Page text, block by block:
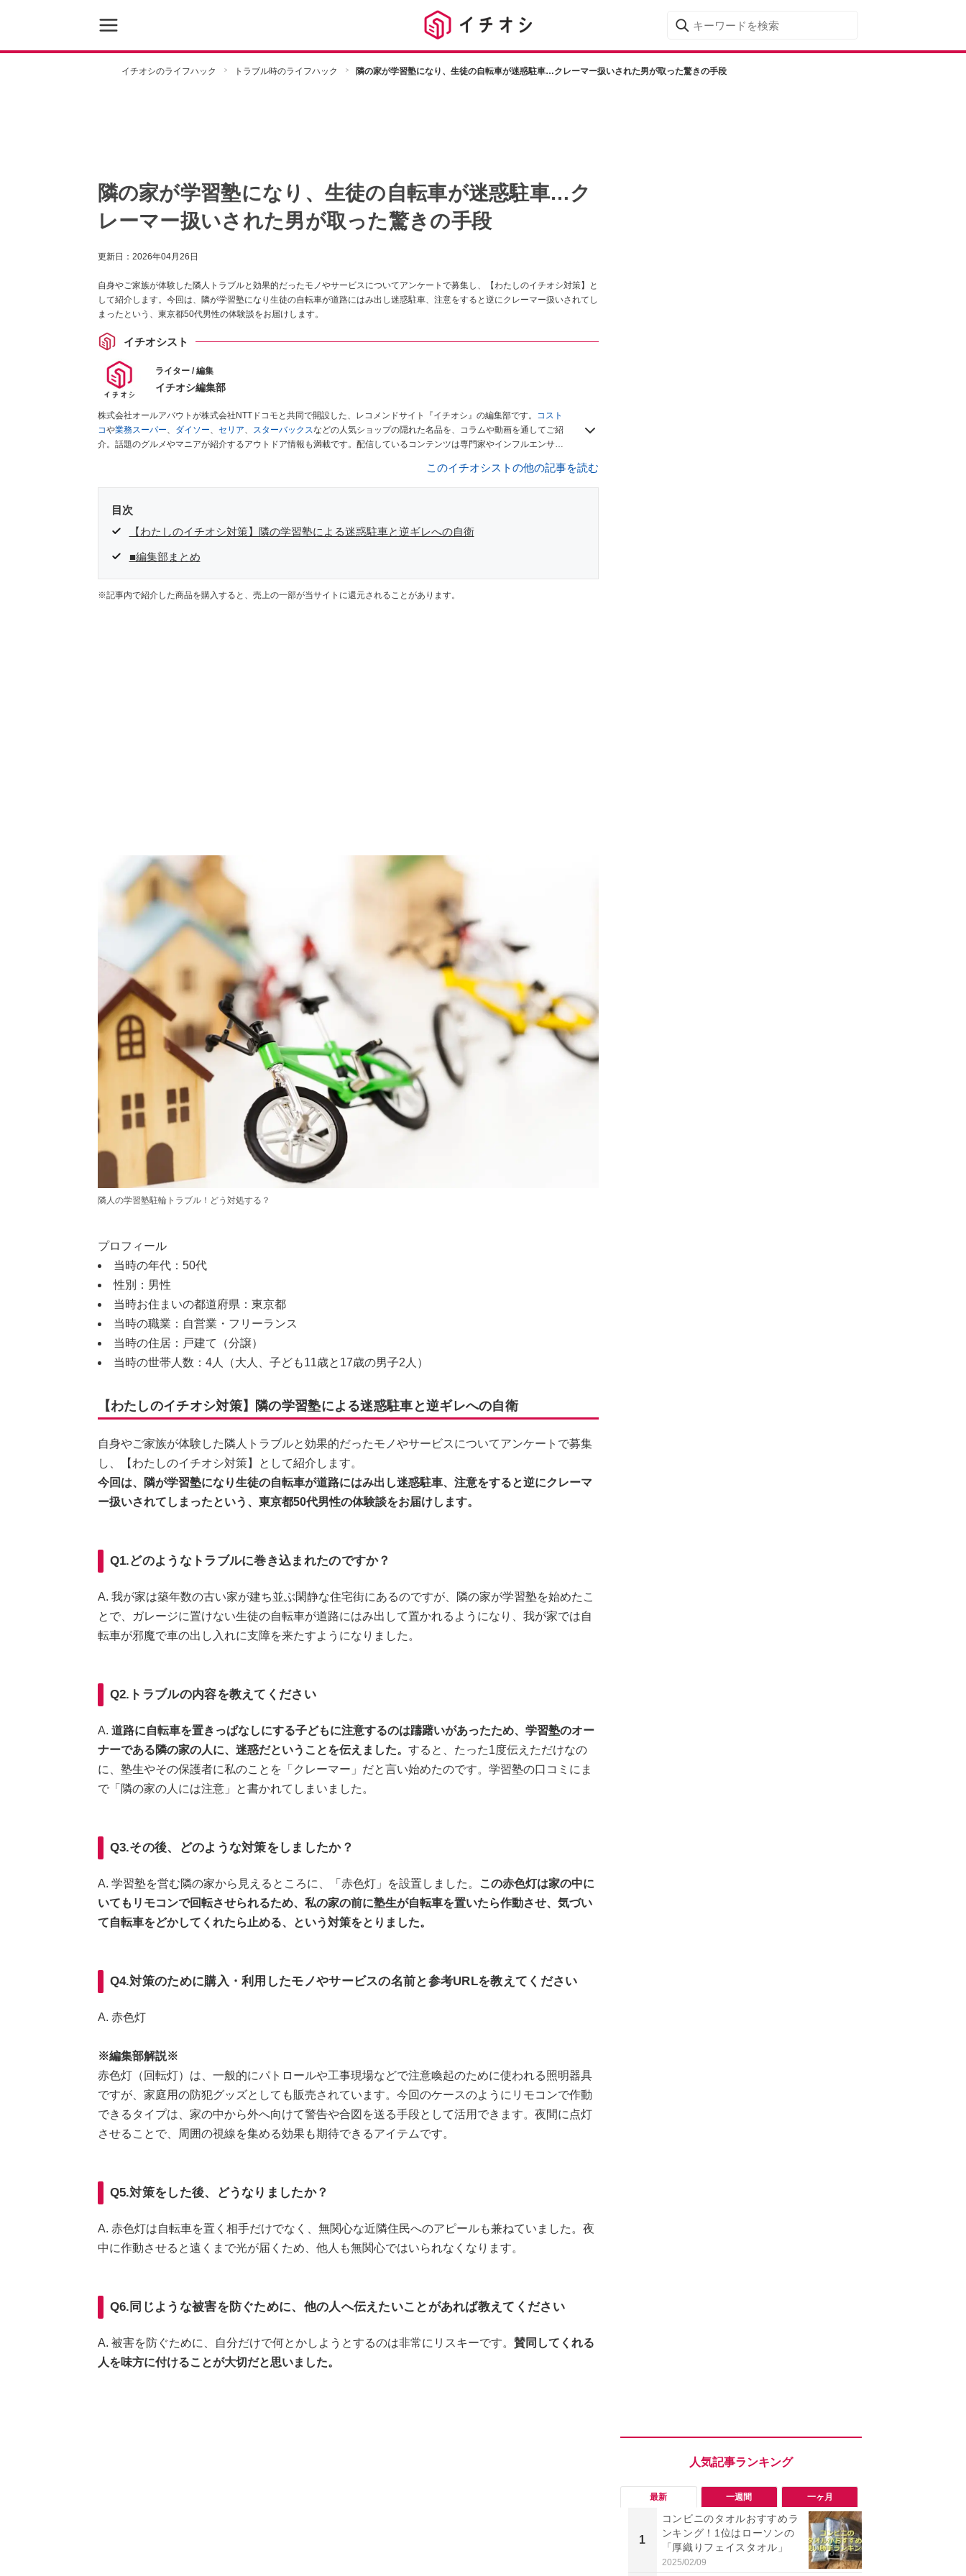
イチオシのライフハック トラブル時のライフハック 隣の家が学習塾になり、生徒の自転車が迷惑駐車…クレーマー扱いされた男が取った驚きの手段
隣の家が学習塾になり、生徒の自転車が迷惑駐車…ク
レーマー扱いされた男が取った驚きの手段
更新日： 2026年04月26日
自身やご家族が体験した隣人トラブルと効果的だったモノやサービスについてアンケートで募集し、【わたしのイチオシ対策】と
して紹介します。今回は、隣が学習塾になり生徒の自転車が道路にはみ出し迷惑駐車、注意をすると逆にクレーマー扱いされてし
まったという、東京都50代男性の体験談をお届けします。
イチオシスト
ライター / 編集
イチオシ編集部
株式会社オールアバウトが株式会社NTTドコモと共同で開設した、レコメンドサイト『イチオシ』の編集部です。
コスト
コや業務スーパー、 ダイソー、 セリア、 スターバックスなどの人気ショップの隠れた名品を、コラムや動画を通してご紹
介。話題のグルメやマニアが紹介するアウトドア情報も満載です。配信しているコンテンツは専門家やインフルエンサー
このイチオシストの他の記事を読む
目次
【わたしのイチオシ対策】隣の学習塾による迷惑駐車と逆ギレへの自衛
■編集部まとめ
※記事内で紹介した商品を購入すると、売上の一部が当サイトに還元されることがあります。
隣人の学習塾駐輪トラブル！どう対処する？
プロフィール
当時の年代：50代
性別：男性
当時お住まいの都道府県：東京都
当時の職業：自営業・フリーランス
当時の住居：戸建て（分譲）
当時の世帯人数：4人（大人、子ども11歳と17歳の男子2人）
【わたしのイチオシ対策】隣の学習塾による迷惑駐車と逆ギレへの自衛
自身やご家族が体験した隣人トラブルと効果的だったモノやサービスについてアンケートで募集
し、【わたしのイチオシ対策】として紹介します。
今回は、隣が学習塾になり生徒の自転車が道路にはみ出し迷惑駐車、注意をすると逆にクレーマ
ー扱いされてしまったという、東京都50代男性の体験談をお届けします。
Q1.どのようなトラブルに巻き込まれたのですか？
A. 我が家は築年数の古い家が建ち並ぶ閑静な住宅街にあるのですが、隣の家が学習塾を始めたこ
とで、ガレージに置けない生徒の自転車が道路にはみ出して置かれるようになり、我が家では自
転車が邪魔で車の出し入れに支障を来たすようになりました。
Q2.トラブルの内容を教えてください
A. 道路に自転車を置きっぱなしにする子どもに注意するのは躊躇いがあったため、学習塾のオー
ナーである隣の家の人に、迷惑だということを伝えました。 すると、たった1度伝えただけなの
に、塾生やその保護者に私のことを「クレーマー」だと言い始めたのです。学習塾の口コミにま
で「隣の家の人には注意」と書かれてしまいました。
Q3.その後、どのような対策をしましたか？
A. 学習塾を営む隣の家から見えるところに、「赤色灯」を設置しました。
この赤色灯は家の中に
いてもリモコンで回転させられるため、私の家の前に塾生が自転車を置いたら作動させ、気づい
て自転車をどかしてくれたら止める、という対策をとりました。
Q4.対策のために購入・利用したモノやサービスの名前と参考URLを教えてください
A. 赤色灯
※編集部解説※
赤色灯（回転灯）は、一般的にパトロールや工事現場などで注意喚起のために使われる照明器具
ですが、家庭用の防犯グッズとしても販売されています。今回のケースのようにリモコンで作動
できるタイプは、家の中から外へ向けて警告や合図を送る手段として活用できます。夜間に点灯
させることで、周囲の視線を集める効果も期待できるアイテムです。
Q5.対策をした後、どうなりましたか？
A. 赤色灯は自転車を置く相手だけでなく、無関心な近隣住民へのアピールも兼ねていました。夜
中に作動させると遠くまで光が届くため、他人も無関心ではいられなくなります。
Q6.同じような被害を防ぐために、他の人へ伝えたいことがあれば教えてください
A. 被害を防ぐために、自分だけで何とかしようとするのは非常にリスキーです。 賛同してくれる
人を味方に付けることが大切だと思いました。
最新 一週間 一ヶ月
1
コンビニのタオルおすすめラ
ンキング！1位はローソンの
「厚織りフェイスタオル」
2025/02/09